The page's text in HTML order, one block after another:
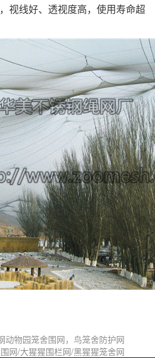
视线好、透视度高，使用寿命超
动物园笼舍围网，鸟笼舍防护网
网/大猩猩围栏网/黑猩猩笼舍网